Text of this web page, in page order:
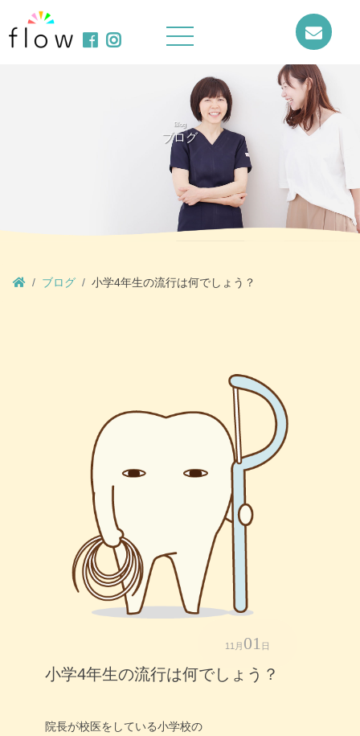
Blog
ブログ
ブログ 小学4年生の流行は何でしょう？
11月 01 日
小学4年生の流行は何でしょう？
院長が校医をしている小学校の